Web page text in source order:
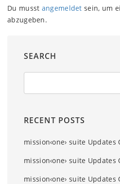
Du musst angemeldet sein, um
abzugeben.
SEARCH
RECENT POSTS
mission‹one› suite Updates
mission‹one› suite Updates
mission‹one› suite Updates